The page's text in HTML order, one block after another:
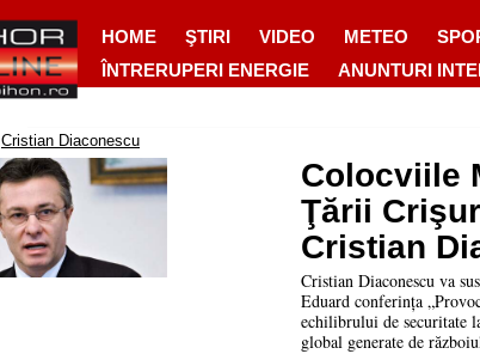
HOME ŞTIRI VIDEO METEO
ÎNTRERUPERI ENERGIE
ANUNTURI
Cristian Diaconescu
Colocviile
Ţării
Cristian
Cristian Diaconescu va
Eduard conferința
echilibrului de securitate
global generate de